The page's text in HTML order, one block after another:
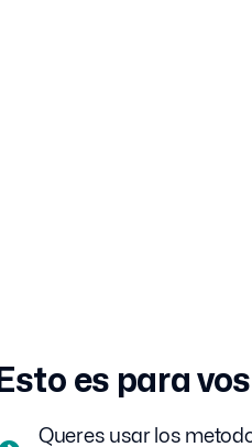
Esto es para
Queres usar los